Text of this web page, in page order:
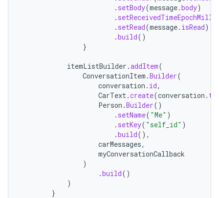
. setBody(message.body)
.
. setRead(message. isRead)
.build()
}
itemListBuilder .addItem(
ConversationItem .Builder(
conversation . id,
CarText.create(conversation .
Person .Builder()
. setName( "Me" )
. setKey( "self_id" )
.build(),
carMessages,
myConversationCallback
)
.build()
)
}